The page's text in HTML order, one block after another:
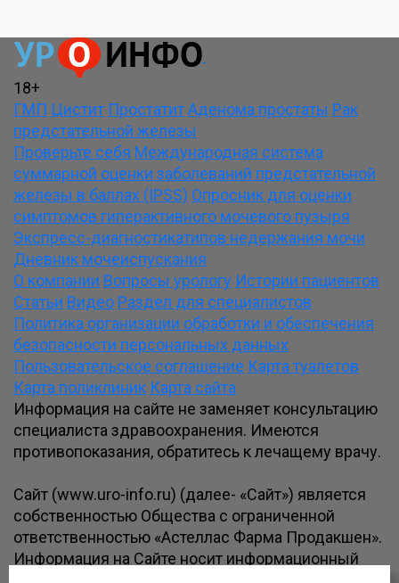
18+
ГМП Цистит ПростатитАденома простаты Рак
предстательной железы
Проверьте себя Международная система
суммарной оценки заболеваний предстательной
железы в баллах (IPSS) Опросник для оценки
симптомов гиперактивного мочевого пузыря
Экспресс-диагностикатипов недержания мочи
Дневник мочеиспускания
О компании Вопросы урологу Истории пациентов
Статьи Видео Раздел для специалистов
Политика организации обработки и обеспечения
безопасности персональных данных
Пользовательское соглашение Карта туалетов
Карта поликлиник Карта сайта
Информация на сайте не заменяет консультацию
специалиста здравоохранения. Имеются
противопоказания, обратитесь к лечащему врачу.
Сайт (www.uro-info.ru) (далее- «Сайт») является
собственностью Общества с ограниченной
ответственностью «Астеллас Фарма Продакшен».
Информация на Сайте носит информационный